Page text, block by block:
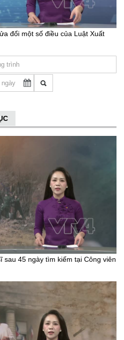
đổi một số điều của Luật Xuất
45 ngày tìm kiếm tại Công viên